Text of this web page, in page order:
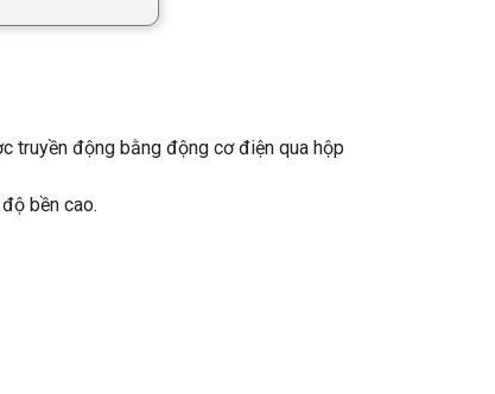
truyền động bằng động cơ điện qua hộp
bền cao.